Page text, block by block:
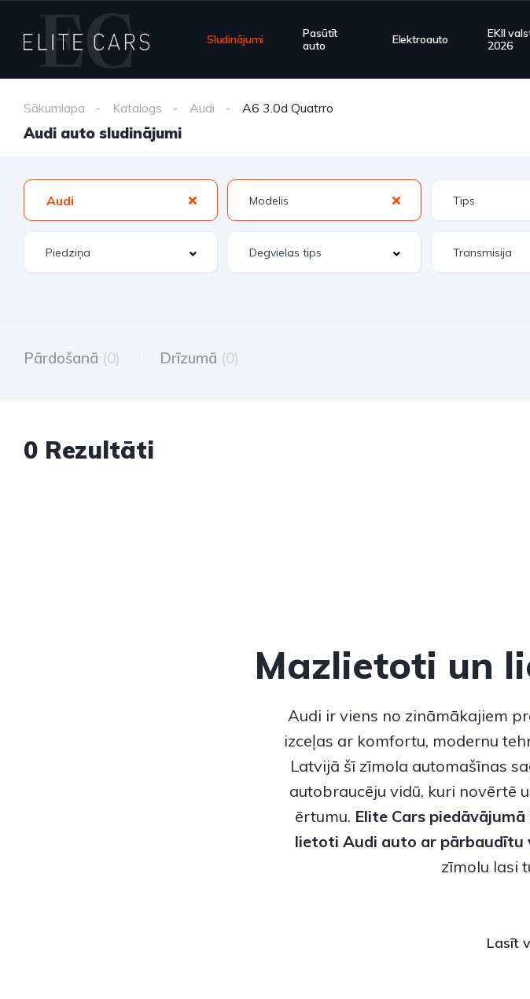
Sludinājumi
Pasūtīt
auto
Elektroauto
EKII
2026
Sākumlapa Katalogs Audi A6 3.0d Quatrro
Audi auto sludinājumi
Audi
Pārdošanā (0) Drīzumā (0)
0 Rezultāti
Mazlietoti un
Audi ir viens no zināmākajiem
izceļas ar komfortu, modernu
Latvijā šī zīmola automašīnas
autobraucēju vidū, kuri novērtē
ērtumu. Elite Cars
lietoti Audi auto ar pārbaudītu
zīmolu lasi
Lasīt